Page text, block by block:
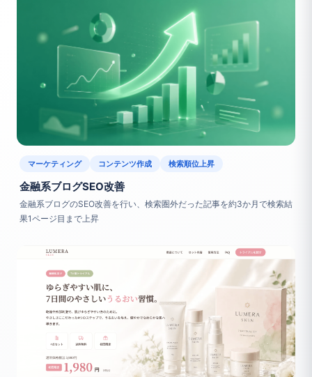
マーケティング コンテンツ作成 検索順位上昇
金融系ブログSEO改善
金融系ブログのSEO改善を行い、検索圏外だった記事を約3か月で検索結
果1ページ目まで上昇